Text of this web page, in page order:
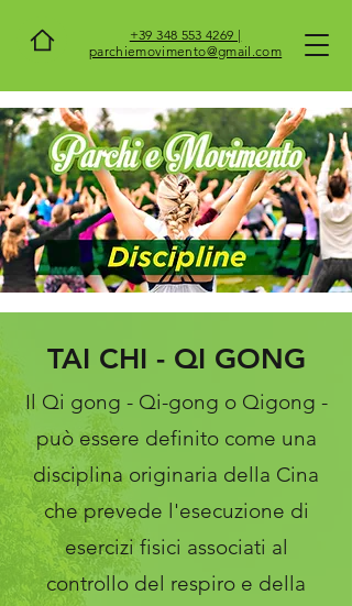
+39 348 553 4269 |
parchiemovimento@gmail.com
TAI CHI - QI GONG
Il Qi gong - Qi-gong o Qigong -
può essere definito come una
disciplina originaria della Cina
che prevede l'esecuzione di
esercizi fisici associati al
controllo del respiro e della